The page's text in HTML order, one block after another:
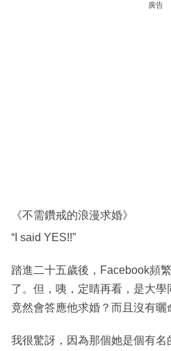
區
廣告
《不需鑽戒的浪漫求婚》
“I said YES!!”
踏進二十五歲後，Facebook頻
了。但，咦，定睛再看，是大
竟然會答應他求婚？而且沒有曬
我很驚訝，因為那個她是個有